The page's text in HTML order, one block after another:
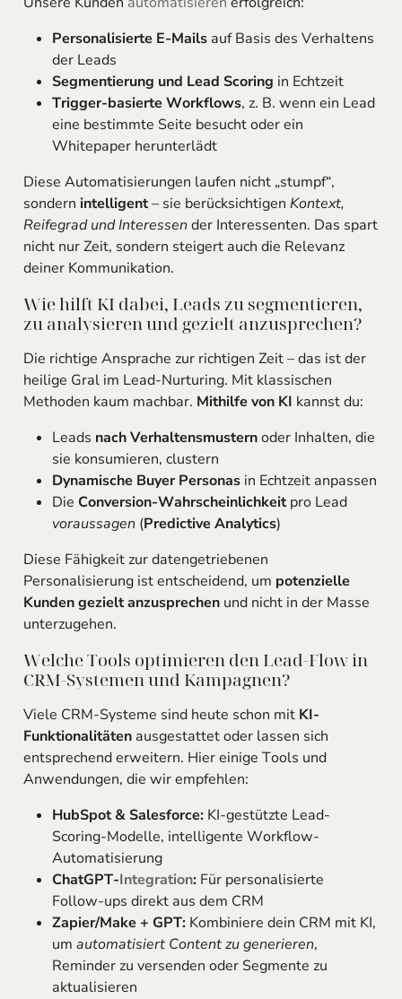
Personalisierte E-Mailsauf Basis des Verhaltens
der Leads
Segmentierung und Lead Scoring in Echtzeit
Trigger-basierte Workflows, z. B. wenn ein Lead
eine bestimmte Seite besucht oder ein
Whitepaper herunterlädt
Diese Automatisierungen laufen nicht „stumpf“,
sondern intelligent– sie berücksichtigen Kontext,
Reifegrad und Interessender Interessenten. Das spart
nicht nur Zeit, sondern steigert auch die Relevanz
deiner Kommunikation.
Wie hilft KI dabei, Leads zu segmentieren,
zu analysieren und gezielt anzusprechen?
Die richtige Ansprache zur richtigen Zeit – das ist der
heilige Gral im Lead-Nurturing. Mit klassischen
Methoden kaum machbar. Mithilfe von KI kannst du:
Leads nach Verhaltensmusternoder Inhalten, die
sie konsumieren, clustern
Dynamische Buyer Personasin Echtzeit anpassen
Die Conversion-Wahrscheinlichkeitpro Lead
voraussagen(Predictive Analytics)
Diese Fähigkeit zur datengetriebenen
Personalisierung ist entscheidend, um potenzielle
Kunden gezielt anzusprechenund nicht in der Masse
unterzugehen.
Welche Tools optimieren den Lead-Flow in
CRM-Systemen und Kampagnen?
Viele CRM-Systeme sind heute schon mit KI-
Funktionalitätenausgestattet oder lassen sich
entsprechend erweitern. Hier einige Tools und
Anwendungen, die wir empfehlen:
HubSpot & Salesforce:KI-gestützte Lead-
Scoring-Modelle, intelligente Workflow-
Automatisierung
ChatGPT-Integration:Für personalisierte
Follow-ups direkt aus dem CRM
Zapier/Make + GPT:Kombiniere dein CRM mit KI,
um automatisiert Content zu generieren,
Reminder zu versenden oder Segmente zu
aktualisieren